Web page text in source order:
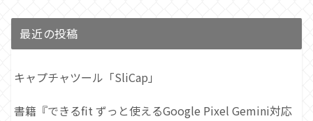
最近の投稿
キャプチャツール「SliCap」
書籍『できるfit ずっと使えるGoogle Pixel Gemini対応